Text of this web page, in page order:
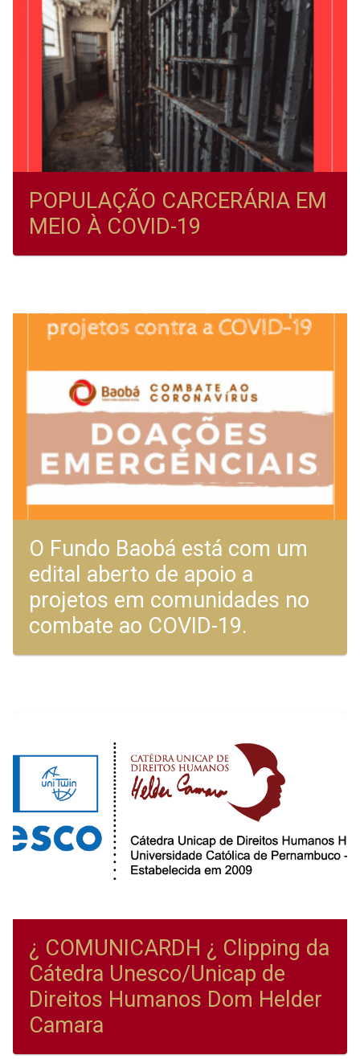
POPULAÇÃO CARCERÁRIA EM
MEIO À COVID-19
O Fundo Baobá está com um
edital aberto de apoio a
projetos em comunidades no
combate ao COVID-19.
¿ COMUNICARDH ¿ Clipping da
Cátedra Unesco/Unicap de
Direitos Humanos Dom Helder
Camara